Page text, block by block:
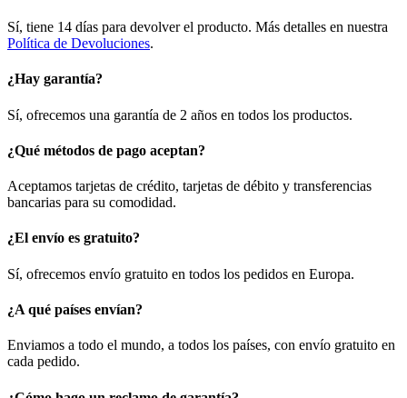
Sí, tiene 14 días para devolver el producto. Más detalles en nuestra
Política de Devoluciones.
¿Hay garantía?
Sí, ofrecemos una garantía de 2 años en todos los productos.
¿Qué métodos de pago aceptan?
Aceptamos tarjetas de crédito, tarjetas de débito y transferencias
bancarias para su comodidad.
¿El envío es gratuito?
Sí, ofrecemos envío gratuito en todos los pedidos en Europa.
¿A qué países envían?
Enviamos a todo el mundo, a todos los países, con envío gratuito en
cada pedido.